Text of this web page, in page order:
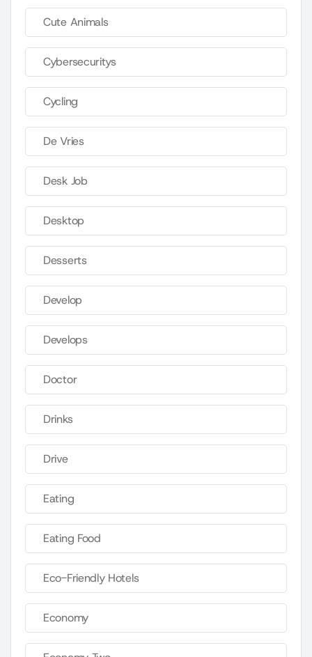
Cute Animals
Cybersecuritys
Cycling
De Vries
Desk Job
Desktop
Desserts
Develop
Develops
Doctor
Drinks
Drive
Eating
Eating Food
Eco-Friendly Hotels
Economy